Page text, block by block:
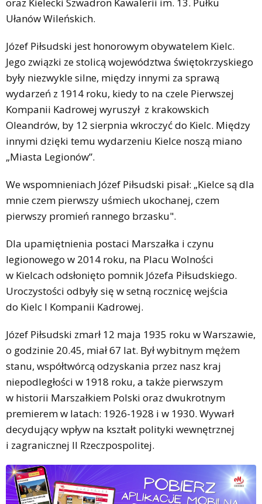
Ułanów Wileńskich.
Józef Piłsudski jest honorowym obywatelem Kielc.
Jego związki ze stolicą województwa świętokrzyskiego
były niezwykle silne, między innymi za sprawą
wydarzeń z 1914 roku, kiedy to na czele Pierwszej
Kompanii Kadrowej wyruszył z krakowskich
Oleandrów, by 12 sierpnia wkroczyć do Kielc. Między
innymi dzięki temu wydarzeniu Kielce noszą miano
„Miasta Legionów”.
We wspomnieniach Józef Piłsudski pisał: „Kielce są dla
mnie czem pierwszy uśmiech ukochanej, czem
pierwszy promień rannego brzasku".
Dla upamiętnienia postaci Marszałka i czynu
legionowego w 2014 roku, na Placu Wolności
w Kielcach odsłonięto pomnik Józefa Piłsudskiego.
Uroczystości odbyły się w setną rocznicę wejścia
do Kielc I Kompanii Kadrowej.
Józef Piłsudski zmarł 12 maja 1935 roku w Warszawie,
o godzinie 20.45, miał 67 lat. Był wybitnym mężem
stanu, współtwórcą odzyskania przez nasz kraj
niepodległości w 1918 roku, a także pierwszym
w historii Marszałkiem Polski oraz dwukrotnym
premierem w latach: 1926-1928 i w 1930. Wywarł
decydujący wpływ na kształt polityki wewnętrznej
i zagranicznej II Rzeczpospolitej.